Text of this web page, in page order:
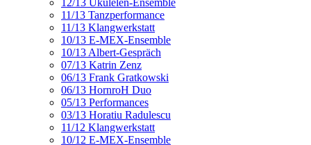
12/13 Ukulelen-Ensemble
11/13 Tanzperformance
11/13 Klangwerkstatt
10/13 E-MEX-Ensemble
10/13 Albert-Gespräch
07/13 Katrin Zenz
06/13 Frank Gratkowski
06/13 HornroH Duo
05/13 Performances
03/13 Horatiu Radulescu
11/12 Klangwerkstatt
10/12 E-MEX-Ensemble